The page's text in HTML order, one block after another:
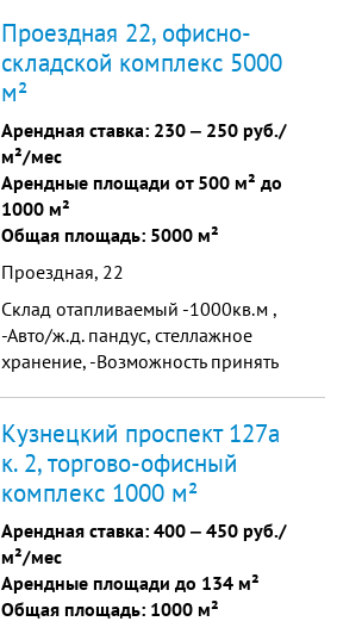
пути, большая парковка.
Круглосуточная охрана, виде
наблюдение. Высокий
пешеходный и транспортный
трафик.
Проездная 22, офисно-
складской комплекс 5000
м²
Арендная ставка: 230 ‒ 250 руб./
м²/мес
Арендные площади от 500 м² до
1000 м²
Общая площадь: 5000 м²
Проездная, 22
Склад отапливаемый -1000кв.м ,
-Авто/ж.д. пандус, стеллажное
хранение, -Возможность принять
выгрузке; _________________...
Кузнецкий проспект 127а
к. 2, торгово-офисный
комплекс 1000 м²
Арендная ставка: 400 ‒ 450 руб./
м²/мес
Арендные площади до 134 м²
Общая площадь: 1000 м²